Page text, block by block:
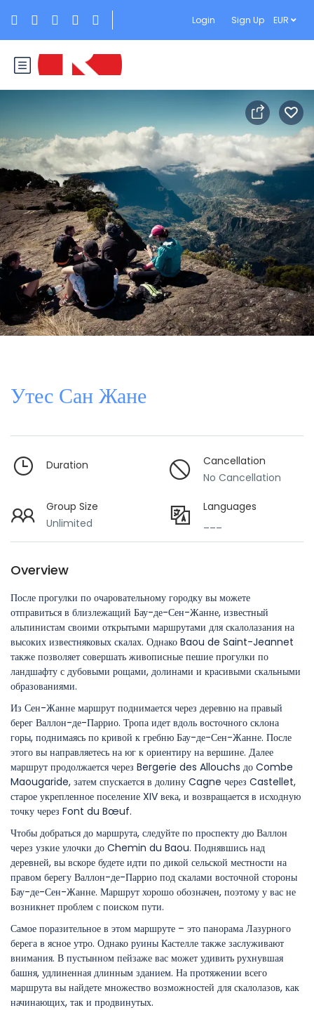
Login Sign Up EUR
Утес Сан Жане
Duration
Cancellation
No Cancellation
Group Size
Unlimited
Languages
Overview
После прогулки по очаровательному городку вы можете
отправиться в близлежащий Бау-де-Сен-Жанне, известный
альпинистам своими открытыми маршрутами для скалолазания на
высоких известняковых скалах. Однако Baou de Saint-Jeannet
также позволяет совершать живописные пешие прогулки по
ландшафту с дубовыми рощами, долинами и красивыми скальными
образованиями.
Из Сен-Жанне маршрут поднимается через деревню на правый
берег Валлон-де-Паррио. Тропа идет вдоль восточного склона
горы, поднимаясь по кривой к гребню Бау-де-Сен-Жанне. После
этого вы направляетесь на юг к ориентиру на вершине. Далее
маршрут продолжается через Bergerie des Allouchs до Combe
Maougaride, затем спускается в долину Cagne через Castellet,
старое укрепленное поселение XIV века, и возвращается в исходную
точку через Font du Bœuf.
Чтобы добраться до маршрута, следуйте по проспекту дю Валлон
через узкие улочки до Chemin du Baou. Поднявшись над
деревней, вы вскоре будете идти по дикой сельской местности на
правом берегу Валлон-де-Паррио под скалами восточной стороны
Бау-де-Сен-Жанне. Маршрут хорошо обозначен, поэтому у вас не
возникнет проблем с поиском пути.
Самое поразительное в этом маршруте – это панорама Лазурного
берега в ясное утро. Однако руины Кастелле также заслуживают
внимания. В пустынном пейзаже вас может удивить рухнувшая
башня, удлиненная длинным зданием. На протяжении всего
маршрута вы найдете множество возможностей для скалолазов, как
начинающих, так и продвинутых.